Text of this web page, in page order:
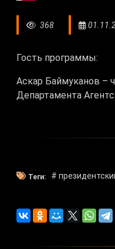
368
Гость программы:
Аскар Баймуканов –
Департамента
Теги: #